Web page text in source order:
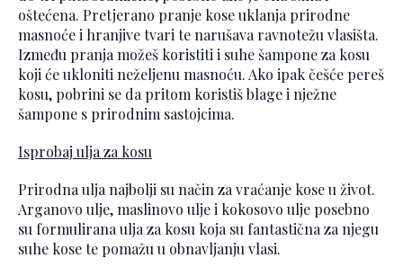
oštećena. Pretjerano pranje kose uklanja prirodne
masnoće i hranjive tvari te narušava ravnotežu vlasišta.
Između pranja možeš koristiti i suhe šampone za kosu
koji će ukloniti neželjenu masnoću. Ako ipak češće pereš
kosu, pobrini se da pritom koristiš blage i nježne
šampone s prirodnim sastojcima.
Isprobaj ulja za kosu
Prirodna ulja najbolji su način za vraćanje kose u život.
Arganovo ulje, maslinovo ulje i kokosovo ulje posebno
su formulirana ulja za kosu koja su fantastična za njegu
suhe kose te pomažu u obnavljanju vlasi.